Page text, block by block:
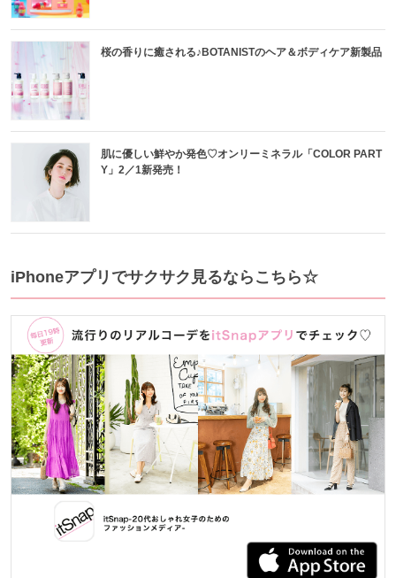
桜の香りに癒される♪BOTANISTのヘア＆ボディケア新製品
肌に優しい鮮やか発色♡オンリーミネラル「COLOR PART
Y」2／1新発売！
iPhoneアプリでサクサク見るならこちら☆